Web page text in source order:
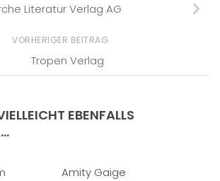
Literatur Verlag AG
VORHERIGER BEITRAG
Tropen Verlag
EBENFALLS
Amity Gaige